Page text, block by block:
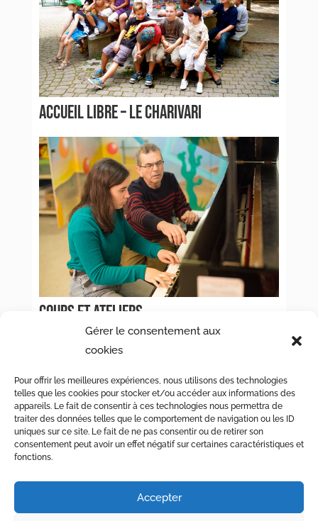
Gérer le consentement aux
cookies
Pour offrir les meilleures expériences, nous utilisons des technologies
telles que les cookies pour stocker et/ou accéder aux informations des
appareils. Le fait de consentir à ces technologies nous permettra de
traiter des données telles que le comportement de navigation ou les ID
uniques sur ce site. Le fait de ne pas consentir ou de retirer son
consentement peut avoir un effet négatif sur certaines caractéristiques et
fonctions.
Accepter
ACCUEIL LIBRE – LE CHARIVARI
COURS ET ATELIERS
« Entrées précédentes
[/db_pb_portfolio]
© Maison de Quartier des Eaux-Vives – Chemin de la
Clairière 3, CP 6230, 1211 Genève 6 –